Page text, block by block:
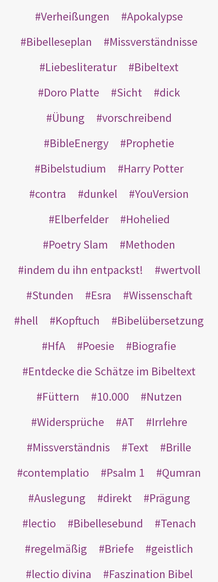
Verheißungen
Apokalypse
Bibelleseplan
Missverständnisse
Liebesliteratur
Bibeltext
Doro Platte
Sicht
dick
Übung
vorschreibend
BibleEnergy
Prophetie
Bibelstudium
Harry Potter
contra
dunkel
YouVersion
Elberfelder
Hohelied
Poetry Slam
Methoden
indem du ihn entpackst!
wertvoll
Stunden
Esra
Wissenschaft
hell
Kopftuch
Bibelübersetzung
HfA
Poesie
Biografie
Entdecke die Schätze im Bibeltext
Füttern
10.000
Nutzen
Widersprüche
AT
Irrlehre
Missverständnis
Text
Brille
contemplatio
Psalm 1
Qumran
Auslegung
direkt
Prägung
lectio
Bibellesebund
Tenach
regelmäßig
Briefe
geistlich
lectio divina
Faszination Bibel